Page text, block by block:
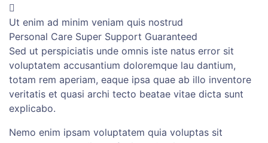
Ut enim ad minim veniam quis nostrud
Personal Care Super Support Guaranteed
Sed ut perspiciatis unde omnis iste natus error sit
voluptatem accusantium doloremque lau dantium,
totam rem aperiam, eaque ipsa quae ab illo inventore
veritatis et quasi archi tecto beatae vitae dicta sunt
explicabo.
Nemo enim ipsam voluptatem quia voluptas sit